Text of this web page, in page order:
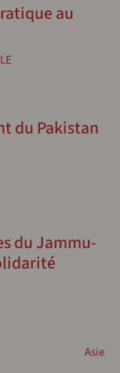
au
du Pakistan
du Jammu-
Asie